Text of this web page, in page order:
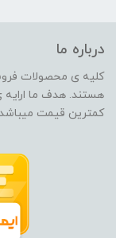
درباره ما
کلیه ی محصولات
هستند. هدف ما ارایه
کمترین قیمت